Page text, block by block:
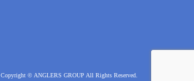
Copyright © ANGLERS GROUP All Rights Reserved.